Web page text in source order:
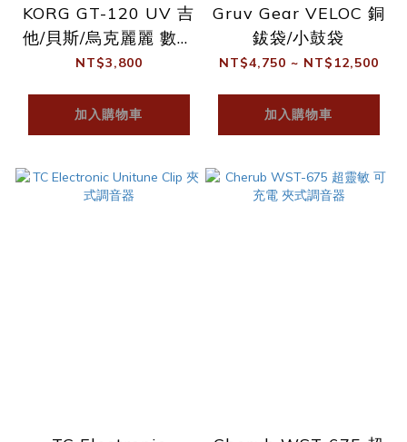
KORG GT-120 UV 吉
他/貝斯/烏克麗麗 數位
指針調音器 含保護袋
NT$3,800
加入購物車
Gruv Gear VELOC 銅
鈸袋/小鼓袋
NT$4,750 ~ NT$12,500
加入購物車